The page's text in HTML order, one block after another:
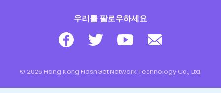
우리를 팔로우하세요
© 2026 Hong Kong FlashGet Network Technology Co., Ltd.